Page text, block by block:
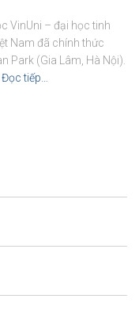
VinUni – đại học tinh
Nam đã chính thức
Park (Gia Lâm, Hà Nội).
Đọc tiếp…